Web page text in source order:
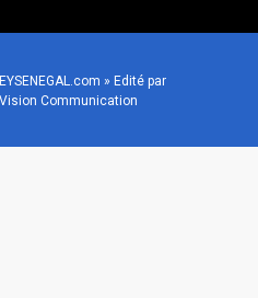
» Edité par
Communication